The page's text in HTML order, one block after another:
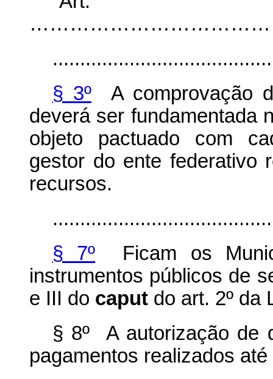
§ 3ºA comprovação
deverá ser fundamentada
objeto pactuado com
gestor do ente federativo
recursos.
§ 7º Ficam os
instrumentos públicos de
e III do caput do art. 2º da
§ 8º A autorização de
pagamentos realizados